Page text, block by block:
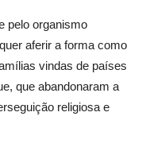
pelo organismo
aferir a forma como
vindas de países
que abandonaram a
religiosa e